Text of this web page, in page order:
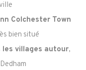
Colchester Town
bien situé
les villages autour,